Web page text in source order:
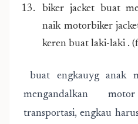
biker jacket buat
naik motorbiker
keren buat laki-laki .
buat engkauyg anak
mengandalkan
transportasi, engkau